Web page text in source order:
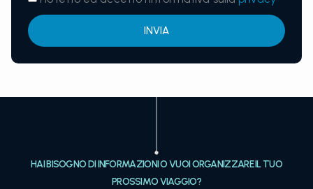
INVIA
HAI BISOGNO DI INFORMAZIONI O VUOI ORGANIZZARE IL TUO
PROSSIMO VIAGGIO?